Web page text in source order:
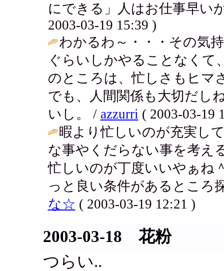
にできる」人はお仕事早い
2003-03-19 15:39 )
わかるわ～・・・その気
ぐらいしかやることなくて
のところは、忙しさもヒマ
でも、人間関係も大切だし
いし。 / azzurri ( 2003-03-19
暇より忙しいのが充実し
な事やくだらない事を考え
忙しいのが丁度いいやぁ
っと良い条件があるところ
な☆ ( 2003-03-19 12:21 )
2003-03-18 花粉
つらい..